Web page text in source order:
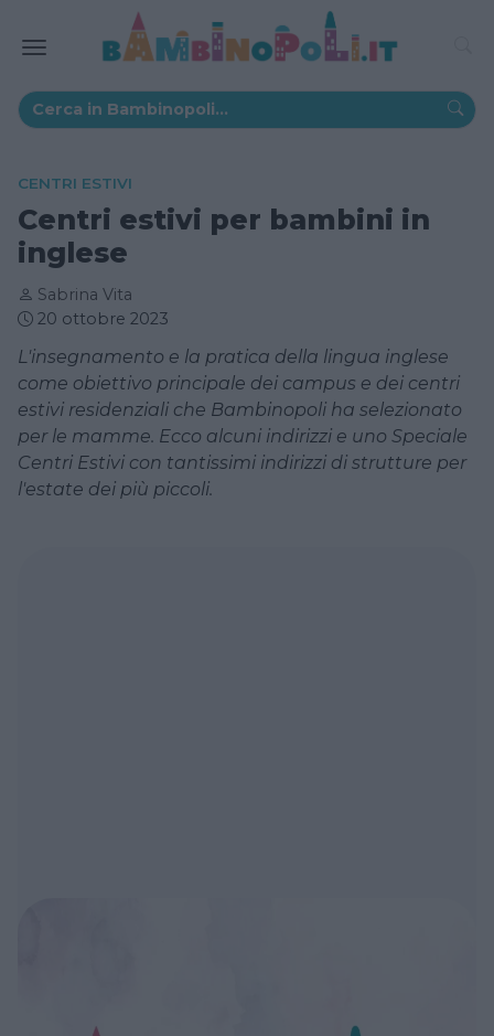
CENTRI ESTIVI
Centri estivi per bambini in
inglese
Sabrina Vita
20 ottobre 2023
L'insegnamento e la pratica della lingua inglese
come obiettivo principale dei campus e dei centri
estivi residenziali che Bambinopoli ha selezionato
per le mamme. Ecco alcuni indirizzi e uno Speciale
Centri Estivi con tantissimi indirizzi di strutture per
l'estate dei più piccoli.